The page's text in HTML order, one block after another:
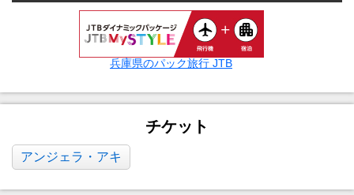
兵庫県のパック旅行 JTB
チケット
アンジェラ・アキ